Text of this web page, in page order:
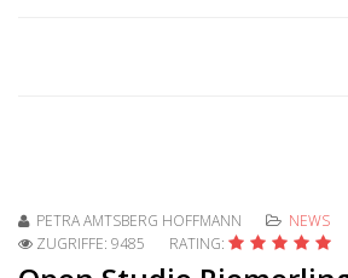
PETRA AMTSBERG HOFFMANN NEWS
ZUGRIFFE: 9485
RATING: